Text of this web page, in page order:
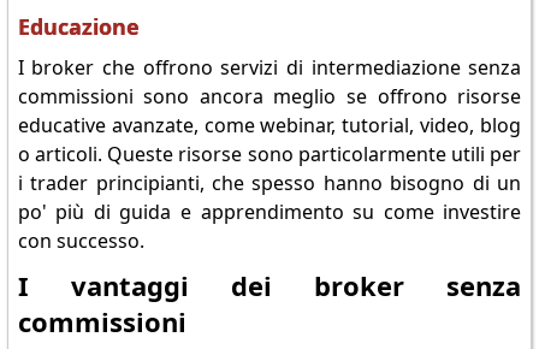
Educazione
I broker che offrono servizi di intermediazione senza
commissioni sono ancora meglio se offrono risorse
educative avanzate, come webinar, tutorial, video, blog
o articoli. Queste risorse sono particolarmente utili per
i trader principianti, che spesso hanno bisogno di un
po' più di guida e apprendimento su come investire
con successo.
I vantaggi dei broker senza
commissioni